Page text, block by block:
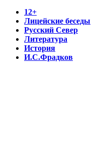
12+
Лицейские беседы
Русский Север
Литература
История
И.С.Фрадков